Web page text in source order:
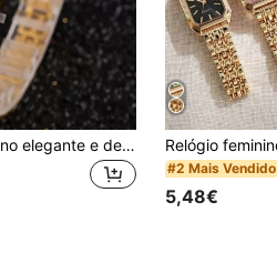
Relógio feminino elegante e delicado, de marca de luxo, dourado, compacto e charmoso, relógio de quartzo feminino, presente para o Dia das Mães.
#2 Mais Vendido
5,48€